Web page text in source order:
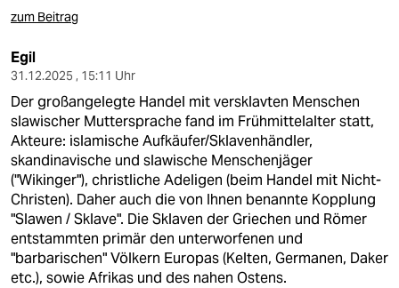
zum Beitrag
Egil
31.12.2025 , 15:11 Uhr
Der großangelegte Handel mit versklavten Menschen
slawischer Muttersprache fand im Frühmittelalter statt,
Akteure: islamische Aufkäufer/Sklavenhändler,
skandinavische und slawische Menschenjäger
("Wikinger"), christliche Adeligen (beim Handel mit Nicht-
Christen). Daher auch die von Ihnen benannte Kopplung
"Slawen / Sklave". Die Sklaven der Griechen und Römer
entstammten primär den unterworfenen und
"barbarischen" Völkern Europas (Kelten, Germanen, Daker
etc.), sowie Afrikas und des nahen Ostens.